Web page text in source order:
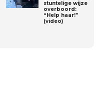
stuntelige wijze
overboord:
“Help haar!”
(video)